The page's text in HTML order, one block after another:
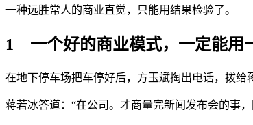
一种远胜常人的商业直觉，只能用结果检验了。
1 一个好的商业模式，一定能用
在地下停车场把车停好后，方玉斌掏出电话，拨给
蒋若冰答道：“在公司。才商量完新闻发布会的事